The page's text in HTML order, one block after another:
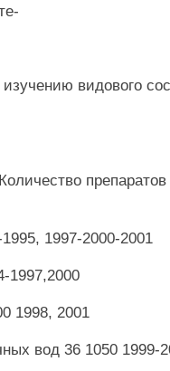
видового
1997-2000-2001
1997,2000
1998, 2001
вод 36 1050 1999-